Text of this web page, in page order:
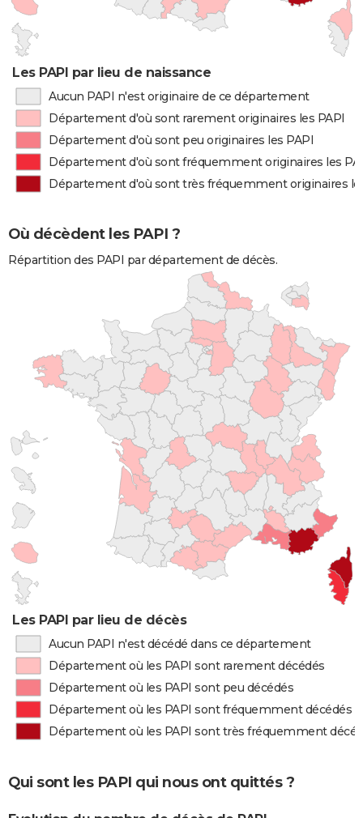
Les PAPI par lieu de naissance
Aucun PAPI n'est originaire de ce département
Département d'où sont rarement originaires les PAPI
Département d'où sont peu originaires les PAPI
Département d'où sont fréquemment originaires les
Département d'où sont très fréquemment originaires
Où décèdent les PAPI ?
Répartition des PAPI par département de décès.
Les PAPI par lieu de décès
Aucun PAPI n'est décédé dans ce département
Département où les PAPI sont rarement décédés
Département où les PAPI sont peu décédés
Département où les PAPI sont fréquemment décédés
Département où les PAPI sont très fréquemment
Qui sont les PAPI qui nous ont quittés ?